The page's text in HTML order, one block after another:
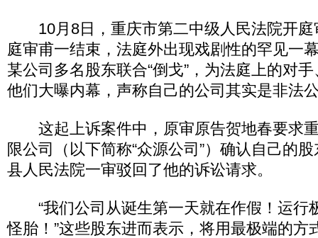
10月8日，重庆市第二中级人民法院开庭
庭审甫一结束，法庭外出现戏剧性的罕见一
某公司多名股东联合“倒戈”，为法庭上的对
他们大曝内幕，声称自己的公司其实是非法
这起上诉案件中，原审原告贺地春要求
限公司（以下简称“众源公司”）确认自己的
县人民法院一审驳回了他的诉讼请求。
“我们公司从诞生第一天就在作假！运行
怪胎！”这些股东进而表示，将用最极端的方